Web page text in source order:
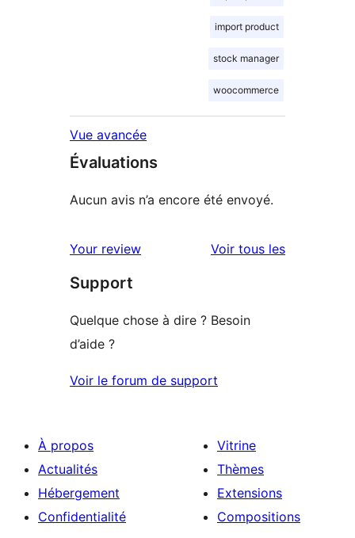
import product
stock manager
woocommerce
Vue avancée
Évaluations
Aucun avis n’a encore été envoyé.
Your review Voir tous lesavis
Support
Quelque chose à dire ? Besoin
d’aide ?
Voir le forum de support
À propos
Actualités
Hébergement
Confidentialité
Vitrine
Thèmes
Extensions
Compositions